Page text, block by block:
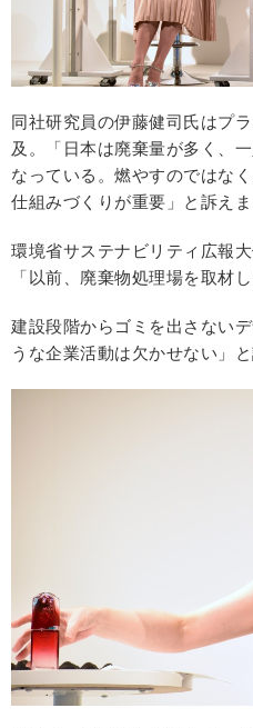
同社研究員の伊藤健司氏はプ
及。「日本は廃棄量が多く、
なっている。燃やすのではな
仕組みづくりが重要」と訴えま
環境省サステナビリティ広報
「以前、廃棄物処理場を取材
建設段階からゴミを出さない
うな企業活動は欠かせない」と